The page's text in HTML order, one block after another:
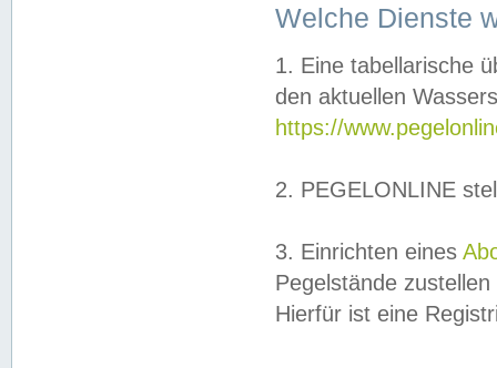
Welche Dienste
1. Eine tabellarische
den aktuellen
https://
2. PEGELONLINE
3. Einrichten eines
Pegelstände
Hierfür ist eine